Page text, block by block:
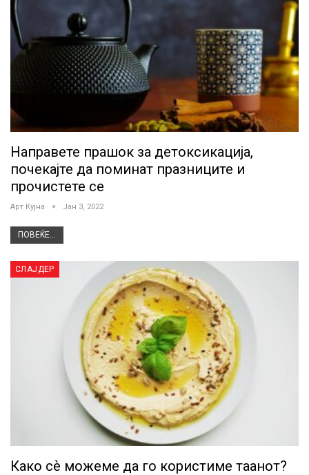
Направете прашок за детоксикација,
почекајте да поминат празниците и
прочистете се
Арт Кујна Јан 3, 2022
ПОВЕЌЕ...
СЛАЈДЕР
Како сѐ можеме да го користиме таанот?